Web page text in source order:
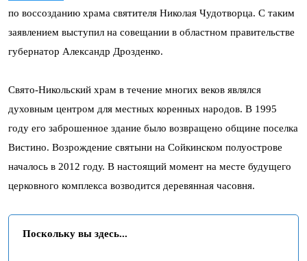
по воссозданию храма святителя Николая Чудотворца. С таким
заявлением выступил на совещании в областном правительстве
губернатор Александр Дрозденко.
Свято-Никольский храм в течение многих веков являлся
духовным центром для местных коренных народов. В 1995
году его заброшенное здание было возвращено общине поселка
Вистино. Возрождение святыни на Сойкинском полуострове
началось в 2012 году. В настоящий момент на месте будущего
церковного комплекса возводится деревянная часовня.
Поскольку вы здесь...